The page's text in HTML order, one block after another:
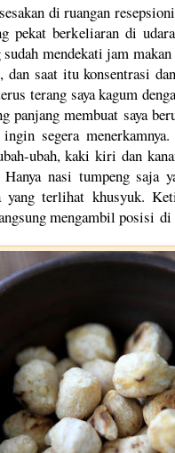
di ruangan rese
pekat berkeliaran di
mendekati jam makan
dan saat itu konsentrasi da
terang saya kagum de
panjangmembuat saya
ingin segera menerkamnya.
ubah, kaki kiri dan
nasi tumpengsaja
yangterlihat khusyuk.
mengambil posisi di